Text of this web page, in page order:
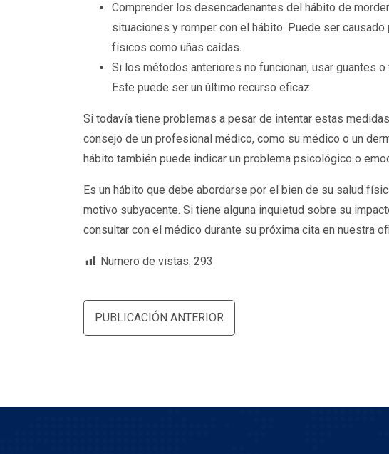
Comprender los desencadenantes del hábito de
situaciones y romper con el hábito. Puede ser
físicos como uñas caídas.
Si los métodos anteriores no funcionan, usar guantes
Este puede ser un último recurso eficaz.
Si todavía tiene problemas a pesar de intentar estas
consejo de un profesional médico, como su médico o un
hábito también puede indicar un problema psicológico o
Es un hábito que debe abordarse por el bien de su salud
motivo subyacente. Si tiene alguna inquietud sobre su
consultar con el médico durante su próxima cita en nuestra
Numero de vistas: 293
Navegación
de
PUBLICACIÓN ANTERIOR